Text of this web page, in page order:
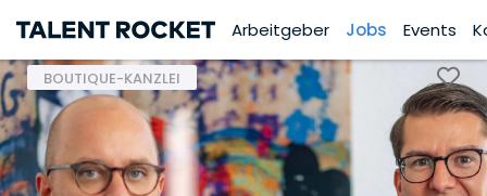
Arbeitgeber Jobs Events
BOUTIQUE-KANZLEI